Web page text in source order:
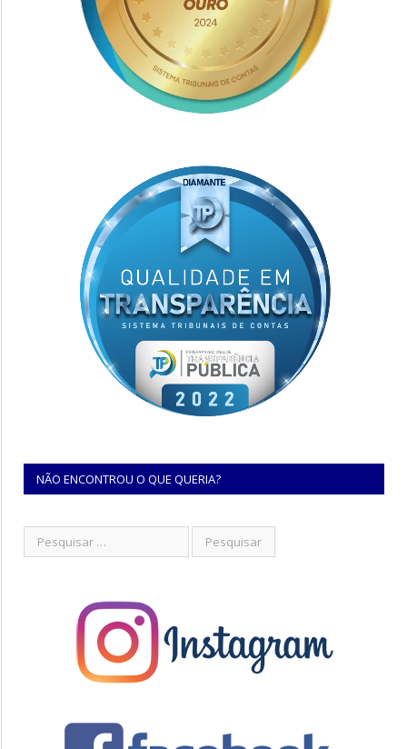
NÃO ENCONTROU O QUE QUERIA?